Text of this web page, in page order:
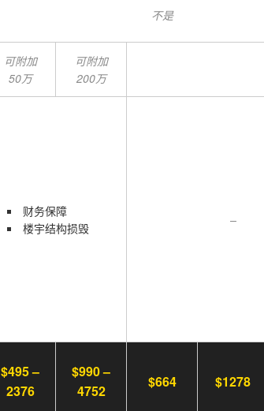
不是
可附加
50万
可附加
200万
财务保障
楼宇结构损毁
–
$495 –
2376
$990 –
4752
$664 $1278